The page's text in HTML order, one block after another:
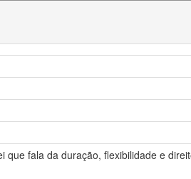
fala da duração, flexibilidade e